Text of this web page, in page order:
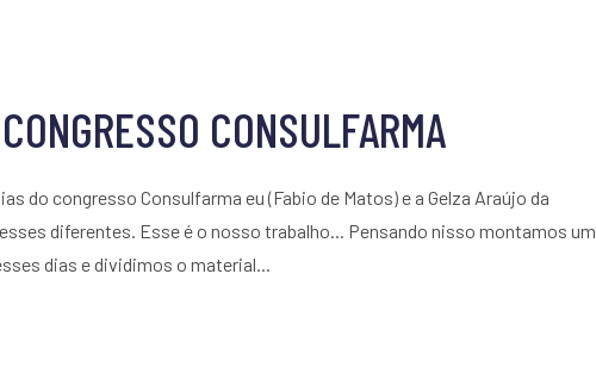
CONSULFARMA
do congresso Consulfarma eu (Fabio de Matos) e a Gelza Araújo da
diferentes. Esse é o nosso trabalho... Pensando nisso montamos um
dias e dividimos o material...